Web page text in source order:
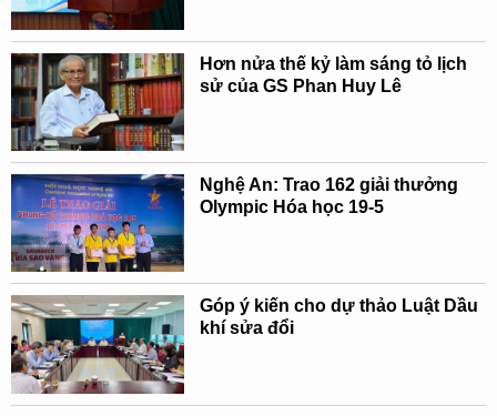
Hơn nửa thế kỷ làm sáng tỏ lịch
sử của GS Phan Huy Lê
Nghệ An: Trao 162 giải thưởng
Olympic Hóa học 19-5
Góp ý kiến cho dự thảo Luật Dầu
khí sửa đổi